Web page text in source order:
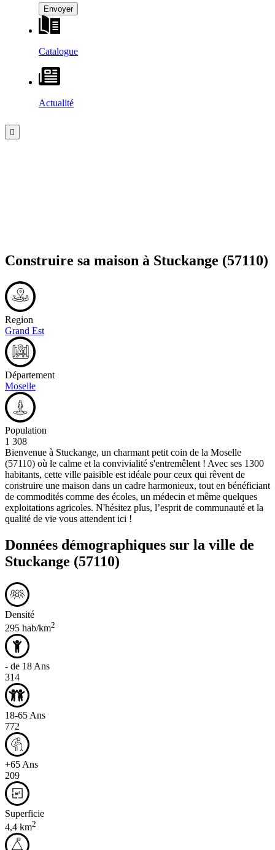
Catalogue
Actualité
Construire sa maison à Stuckange (57110)
Region
Grand Est
Département
Moselle
Population
1 308
Bienvenue à Stuckange, un charmant petit coin de la Moselle
(57110) où le calme et la convivialité s'entremêlent ! Avec ses 1300
habitants, cette ville paisible est idéale pour ceux qui rêvent de
construire une maison dans un cadre harmonieux, tout en bénéficiant
de commodités comme des écoles, un médecin et même quelques
exploitations agricoles. N'hésitez plus, l’esprit de communauté et la
qualité de vie vous attendent ici !
Données démographiques sur la ville de
Stuckange (57110)
Densité
295 hab/km2
- de 18 Ans
314
18-65 Ans
772
+65 Ans
209
Superficie
4,4 km2